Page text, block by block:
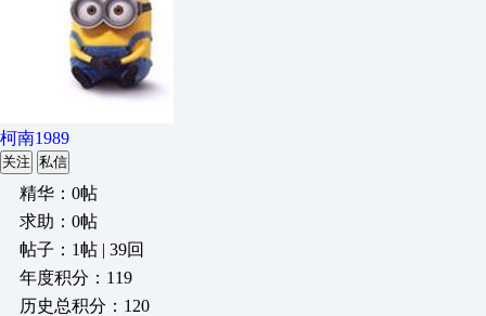
柯南1989
关注 私信
精华：0帖
求助：0帖
帖子：1帖 | 39回
年度积分：119
历史总积分：120